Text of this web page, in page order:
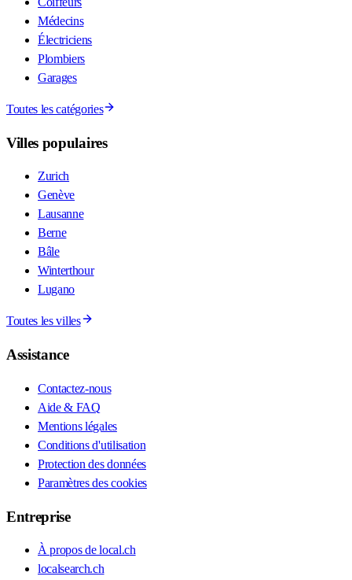
Médecins
Électriciens
Plombiers
Garages
Toutes les catégories
Villes populaires
Zurich
Genève
Lausanne
Berne
Bâle
Winterthour
Lugano
Toutes les villes
Assistance
Contactez-nous
Aide & FAQ
Mentions légales
Conditions d'utilisation
Protection des données
Paramètres des cookies
Entreprise
À propos de local.ch
localsearch.ch